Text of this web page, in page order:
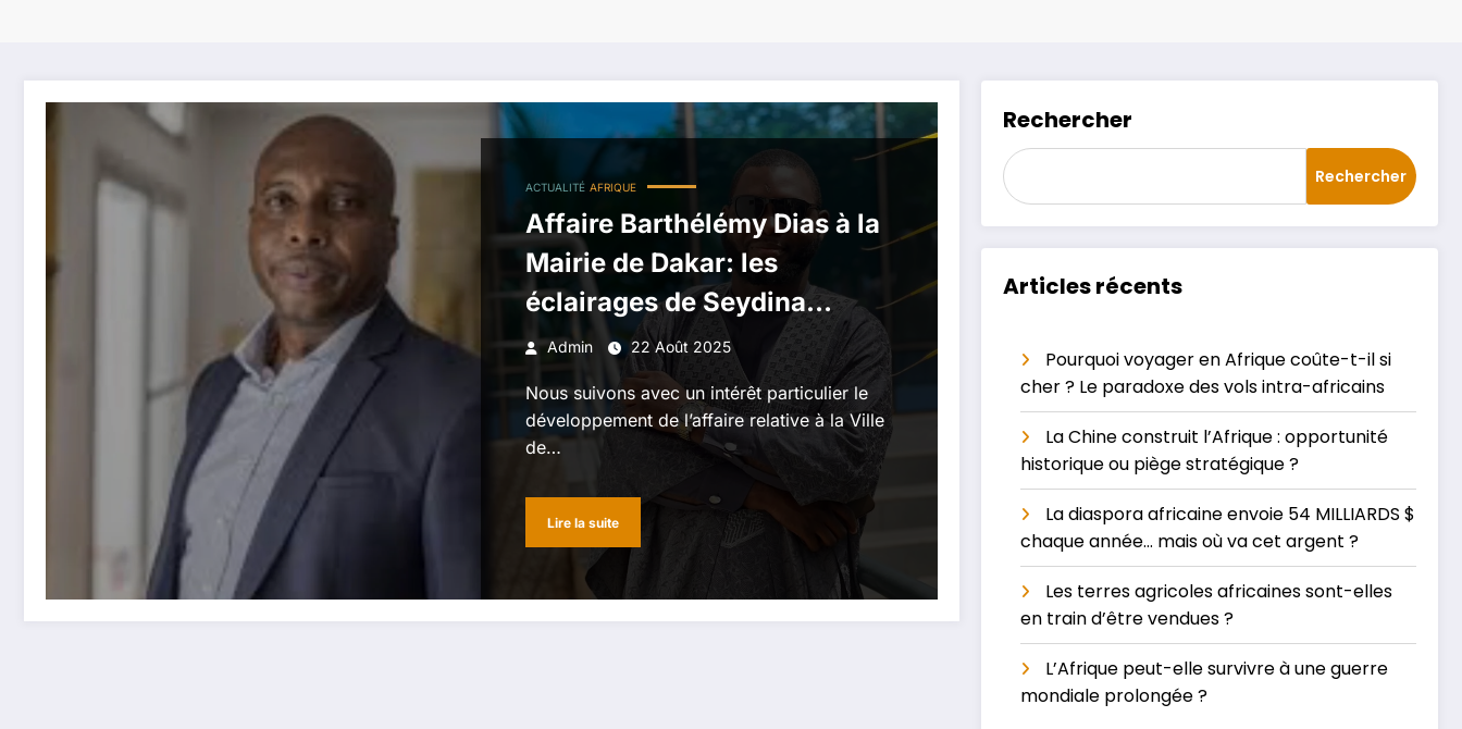
ACTUALITÉ AFRIQUE
Affaire Barthélémy Dias à la
Mairie de Dakar: les
éclairages de Seydina
Mouhamadou Malal DIALLO
Admin 22 Août 2025
Nous suivons avec un intérêt particulier le
développement de l’affaire relative à la Ville
de…
Lire la suite
Rechercher
Rechercher
Articles récents
Pourquoi voyager en Afrique coûte-t-il si
cher ? Le paradoxe des vols intra-africains
La Chine construit l’Afrique : opportunité
historique ou piège stratégique ?
La diaspora africaine envoie 54 MILLIARDS $
chaque année… mais où va cet argent ?
Les terres agricoles africaines sont-elles
en train d’être vendues ?
L’Afrique peut-elle survivre à une guerre
mondiale prolongée ?